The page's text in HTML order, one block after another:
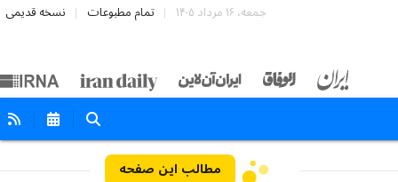
جمعه، ۱۶ مرداد ۱۴۰۵ تمام مطبوعات نسخه قدیمی
مطالب این صفحه